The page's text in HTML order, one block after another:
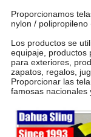
Proporcionamos
nylon /
Los productos se
equipaje, productos
para exteriores,
zapatos, regalos,
Proporcionar las
famosas nacionales